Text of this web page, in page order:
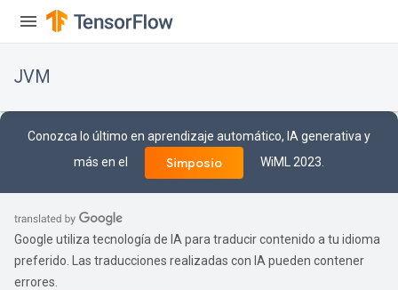
JVM
Conozca lo último en aprendizaje automático, IA generativa y
más en el
Simposio WiML 2023.
Google utiliza tecnología de IA para traducir contenido a tu idioma
preferido. Las traducciones realizadas con IA pueden contener
errores.